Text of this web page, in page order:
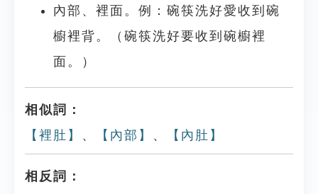
內部、裡面。例：碗筷洗好愛收到碗
櫥裡背。（碗筷洗好要收到碗櫥裡
面。）
相似詞：
【裡肚】 、 【內部】 、 【內肚】
相反詞：